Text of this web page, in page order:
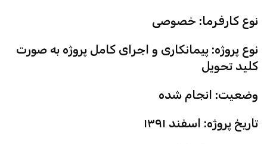
نوع کارفرما: خصوصی
نوع پروژه: پیمانکاری و اجرای کامل پروژه به صورت
کلید تحویل
وضعیت: انجام شده
تاریخ پروژه: اسفند ۱۳۹۱